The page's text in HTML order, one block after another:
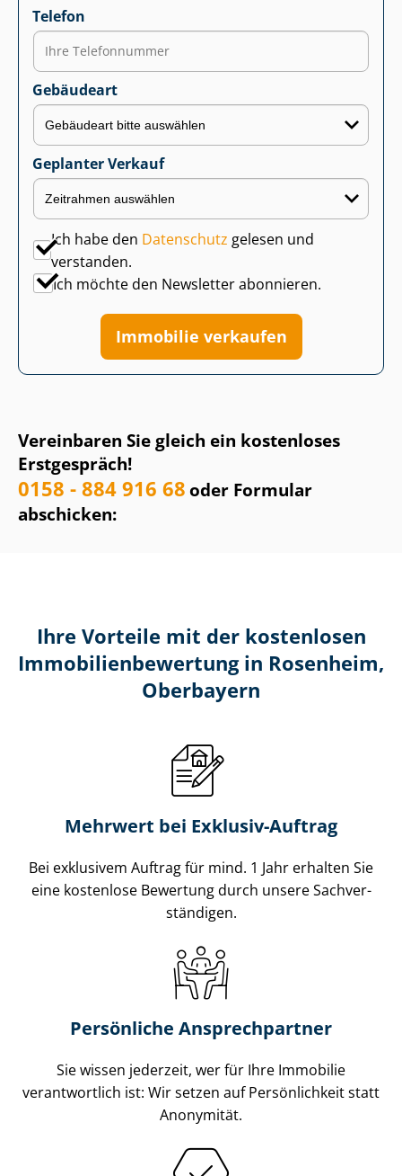
Vereinbaren Sie gleich ein kostenloses
Erstgespräch!
0158 - 884 916 68oder Formular
abschicken:
Telefon
Gebäudeart
Geplanter Verkauf
Ich habe den Datenschutz gelesen und
verstanden.
Ich möchte den Newsletter abonnieren.
Immobilie verkaufen
Ihre Vorteile mit der kostenlosen
Im­mo­bi­li­en­be­wer­tung in Rosenheim,
Oberbayern
Mehrwert bei Exklusiv-Auftrag
Bei exklusivem Auftrag für mind. 1 Jahr erhalten Sie
eine kostenlose Bewertung durch unsere Sach­ver­
stän­di­gen.
Persönliche Ansprechpartner
Sie wissen jederzeit, wer für Ihre Immobilie
verantwortlich ist: Wir setzen auf Persönlichkeit statt
Anonymität.